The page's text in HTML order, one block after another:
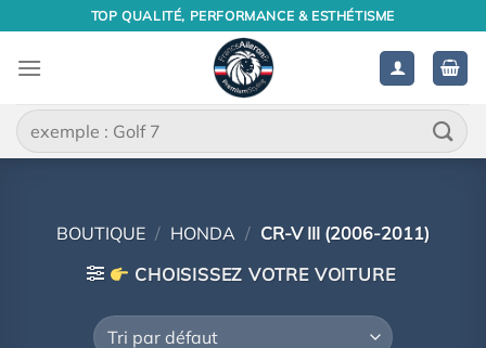
contenu
TOP QUALITÉ, PERFORMANCE & ESTHÉTISME
Recherche
pour :
BOUTIQUE / HONDA / CR-V III (2006-2011)
CHOISISSEZ VOTRE VOITURE